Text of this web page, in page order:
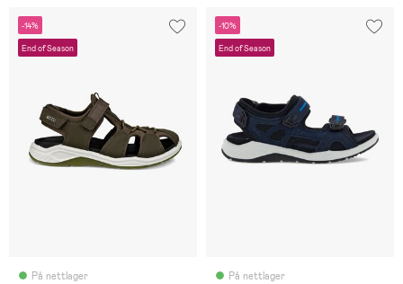
-14%
End of Season
På nettlager
-10%
End of Season
På nettlager